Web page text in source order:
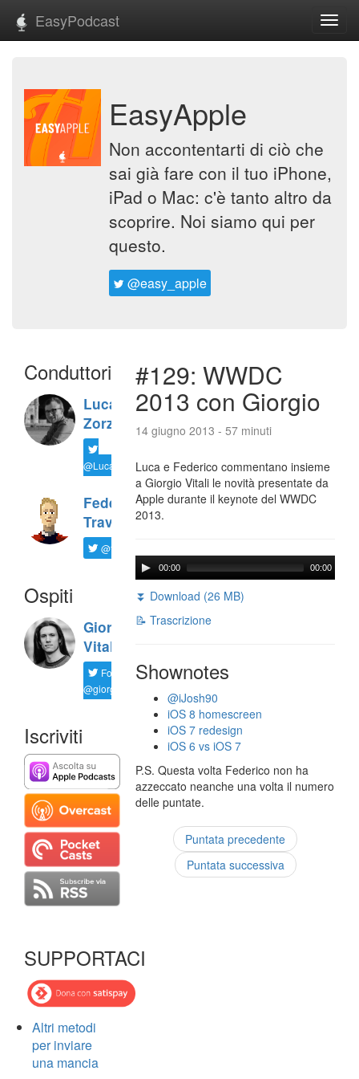
EasyPodcast
EasyApple
Non accontentarti di ciò che
sai già fare con il tuo iPhone,
iPad o Mac: c'è tanto altro da
scoprire. Noi siamo qui per
questo.
@easy_apple
Conduttori
Luca
Zorzi
@LucaTNT
Federico
Travaini
@ftrava
Ospiti
Giorgio
Vitali
Follow
@giorgio__vit
Iscriviti
SUPPORTACI
Altri metodi
per inviare
una mancia
#129: WWDC
2013 con Giorgio
14 giugno 2013 - 57 minuti
Luca e Federico commentano insieme
a Giorgio Vitali le novità presentate da
Apple durante il keynote del WWDC
2013.
00:00 00:00
⏬ Download (26 MB)
📝 Trascrizione
Shownotes
@iJosh90
iOS 8 homescreen
iOS 7 redesign
iOS 6 vs iOS 7
P.S. Questa volta Federico non ha
azzeccato neanche una volta il numero
delle puntate.
Puntata precedente
Puntata successiva